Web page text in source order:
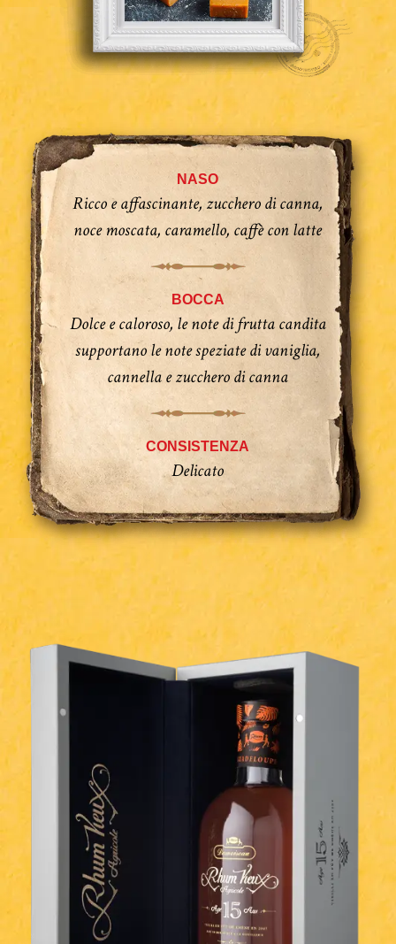
NASO
Ricco e affascinante, zucchero di canna,
noce moscata, caramello, caffè con latte
BOCCA
Dolce e caloroso, le note di frutta candita
supportano le note speziate di vaniglia,
cannella e zucchero di canna
CONSISTENZA
Delicato